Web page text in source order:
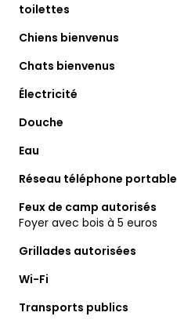
toilettes
Chiens bienvenus
Chats bienvenus
Électricité
Douche
Eau
Réseau téléphone portable
Feux de camp autorisés
Foyer avec bois à 5 euros
Grillades autorisées
Wi-Fi
Transports publics